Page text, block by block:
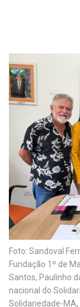
Foto: Sandoval
Fundação 1º de
Santos, Paulinho
nacional do
Solidariedade-